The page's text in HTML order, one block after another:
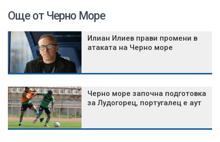
Още от Черно Море
Илиан Илиев прави промени в
атаката на Черно море
Черно море започна подготовка
за Лудогорец, португалец е аут